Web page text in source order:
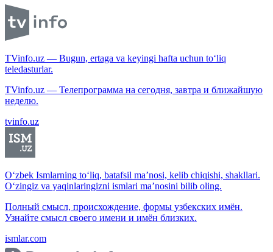
TVinfo.uz — Bugun, ertaga va keyingi hafta uchun to‘liq
teledasturlar.
TVinfo.uz — Телепрограмма на сегодня, завтра и ближайшую
неделю.
tvinfo.uz
O‘zbek Ismlarning to‘liq, batafsil ma’nosi, kelib chiqishi, shakllari.
O‘zingiz va yaqinlaringizni ismlari ma’nosini bilib oling.
Полный смысл, происхождение, формы узбекских имён.
Узнайте смысл своего имени и имён близких.
ismlar.com